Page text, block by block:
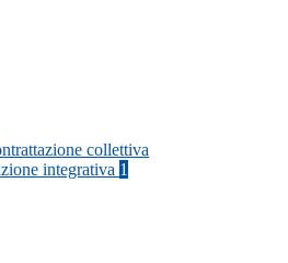
collettiva
integrativa 1